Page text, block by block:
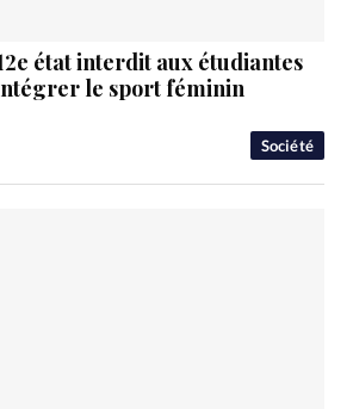
Société
état interdit aux étudiantes
le sport féminin